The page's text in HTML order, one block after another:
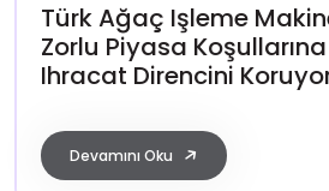
Türk Ağaç Işleme
Zorlu Piyasa
Ihracat Direncini
Devamını Oku